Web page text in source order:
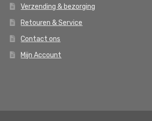
Verzending & bezorging
Retouren & Service
Contact ons
Mijn Account